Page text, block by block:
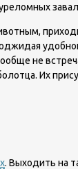
не
Их
. Выходить на